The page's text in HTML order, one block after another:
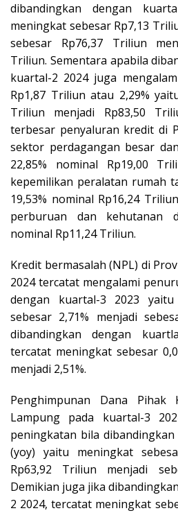
dibandingkan dengan
meningkat sebesar Rp7,13
sebesar Rp76,37 Triliun
Triliun. Sementara apabila
kuartal-2 2024 juga
Rp1,87 Triliun atau 2,29%
Triliun menjadi Rp83,50
terbesar penyaluran kredit di
sektor perdagangan besar
22,85% nominal Rp19,00
kepemilikan peralatan rumah
19,53% nominal Rp16,24
perburuan dan kehutanan
nominal Rp11,24 Triliun.
Kredit bermasalah (NPL) di
2024 tercatat mengalami
dengan kuartal-3 2023
sebesar 2,71% menjadi
dibandingkan dengan
tercatat meningkat sebesar
menjadi 2,51%.
Penghimpunan Dana Pihak
Lampung pada kuartal-3
peningkatan bila
(yoy) yaitu meningkat
Rp63,92 Triliun menjadi
Demikian juga jika
2 2024, tercatat meningkat